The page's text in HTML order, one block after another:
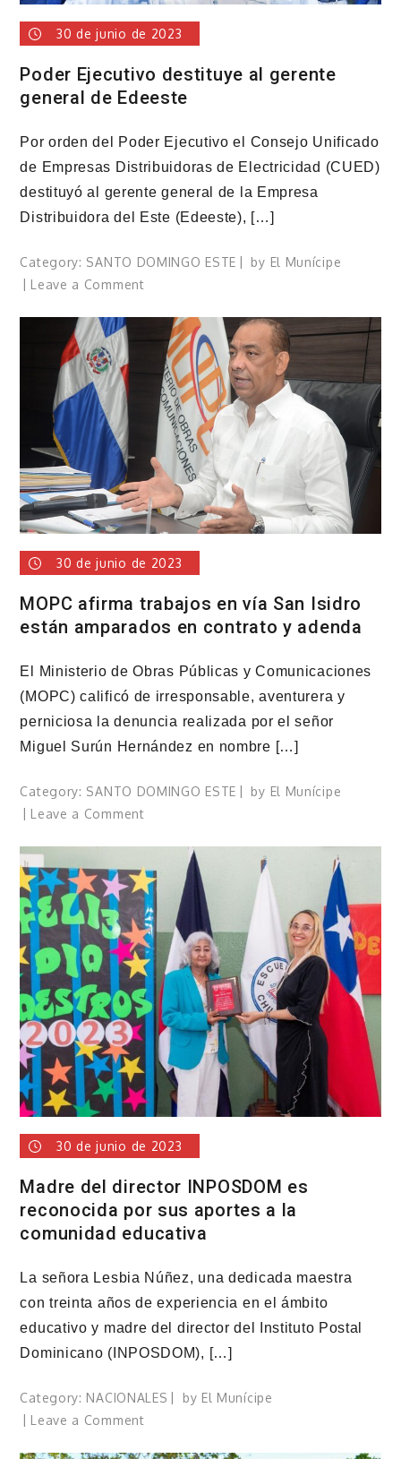
30 de junio de 2023
Poder Ejecutivo destituye al gerente
general de Edeeste
Por orden del Poder Ejecutivo el Consejo Unificado
de Empresas Distribuidoras de Electricidad (CUED)
destituyó al gerente general de la Empresa
Distribuidora del Este (Edeeste), […]
Category: SANTO DOMINGO ESTE by El Munícipe
Leave a Commenton
Ejecutivo
destituye
gerente
general
de
Edeeste
30 de junio de 2023
MOPC afirma trabajos en vía San Isidro
están amparados en contrato y adenda
El Ministerio de Obras Públicas y Comunicaciones
(MOPC) calificó de irresponsable, aventurera y
perniciosa la denuncia realizada por el señor
Miguel Surún Hernández en nombre […]
Category: SANTO DOMINGO ESTE by El Munícipe
Leave a Commenton
trabajos
en
vía
San
Isidro
están
amparados
en
contrato
y
adenda
30 de junio de 2023
Madre del director INPOSDOM es
reconocida por sus aportes a la
comunidad educativa
La señora Lesbia Núñez, una dedicada maestra
con treinta años de experiencia en el ámbito
educativo y madre del director del Instituto Postal
Dominicano (INPOSDOM), […]
Category: NACIONALES by El Munícipe
Leave a Commenton